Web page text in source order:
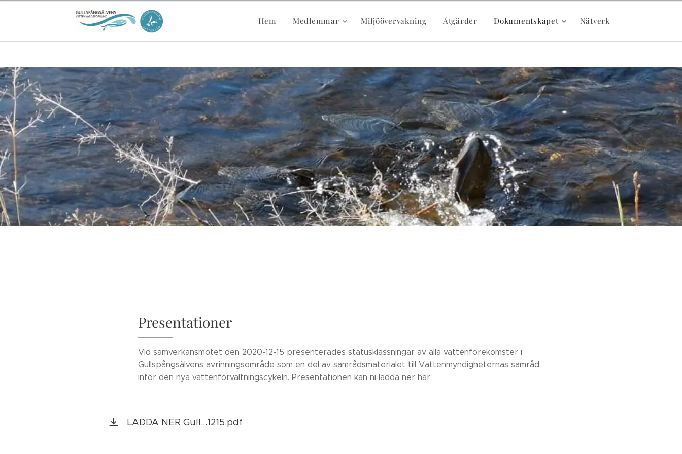
Hem Medlemmar Miljöövervakning Åtgärder Dokumentskåpet Nätverk
Presentationer
Vid samverkansmötet den 2020-12-15 presenterades statusklassningar av alla vattenförekomster i
Gullspångsälvens avrinningsområde som en del av samrådsmaterialet till Vattenmyndigheternas samråd
inför den nya vattenförvaltningscykeln. Presentationen kan ni ladda ner här:
LADDA NER Gull...1215.pdf